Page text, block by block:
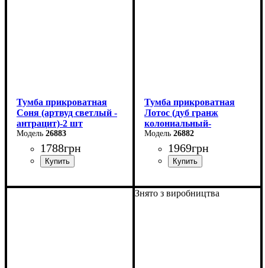
Тумба прикроватная
Соня (артвуд светлый -
антрацит)-2 шт
26883
1788грн
Ширина: 40 см
Тумба прикроватная
Лотос (дуб гранж
колониальный-
антрацит)-2 шт
26882
1969грн
Ширина: 40 см
Знято з виробництва